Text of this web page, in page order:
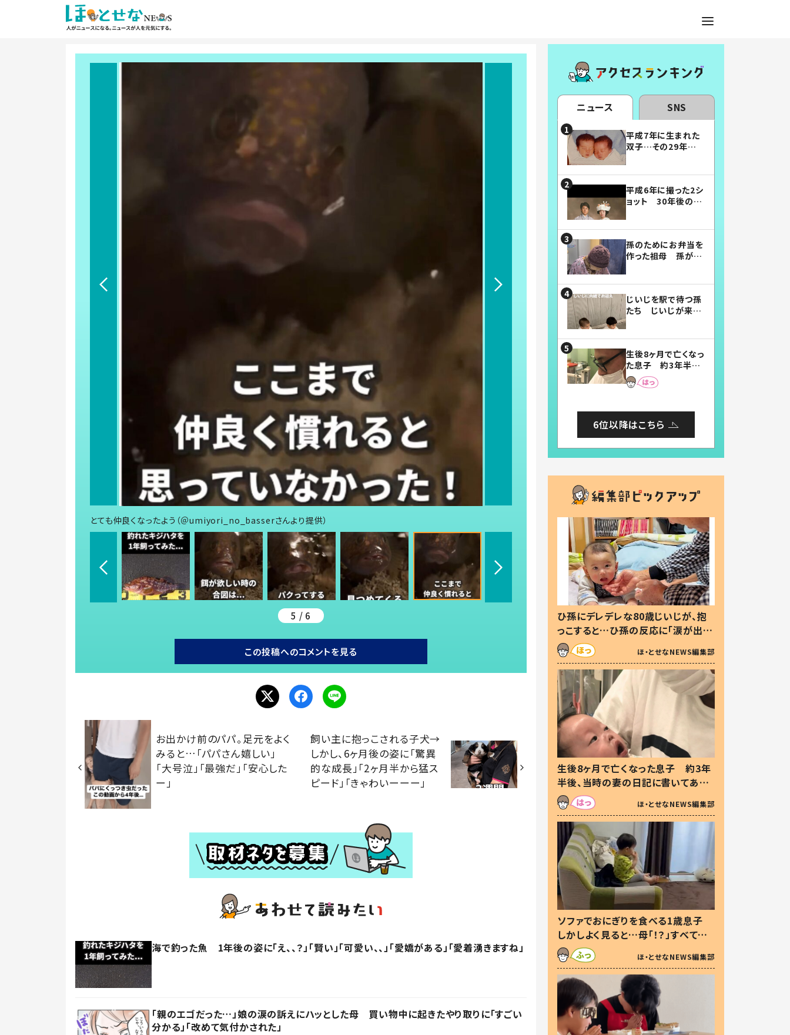
とても仲良くなったよう（＠umiyori_no_basserさんより提供）
5 / 6
この投稿へのコメントを見る
お出かけ前のパパ。足元をよく
みると…「パパさん嬉しい」
「大号泣」「最強だ」「安心した
ー」
飼い主に抱っこされる子犬→
しかし、6ヶ月後の姿に「驚異
的な成長」「2ヶ月半から猛ス
ピード」「きゃわいーーー」
海で釣った魚 1年後の姿に「え、、？」「賢い」「可愛い、、」「愛嬌がある」「愛着湧きますね」
「親のエゴだった…」娘の涙の訴えにハッとした母 買い物中に起きたやり取りに「すごい
分かる」「改めて気付かされた」
ニュース SNS
平成7年に生まれた
双子…その29年後
平成6年に撮った2シ
ョット 30年後の姿
孫のためにお弁当を
作った祖母 孫が絶
じいじを駅で待つ孫
たち じいじが来た
まらない」「幸せにな
れる」
生後8ヶ月で亡くなっ
た息子 約3年半
後、当時の妻の日記
に書いてあった本音
6位以降はこちら
ひ孫にデレデレな80歳じいじが、抱
っこすると…ひ孫の反応に「涙が出ま
した」「可愛くて仕方ない」
ほ・とせなNEWS編集部
生後8ヶ月で亡くなった息子 約3年
半後、当時の妻の日記に書いてあっ
た本音とは
ほ・とせなNEWS編集部
ソファでおにぎりを食べる1歳息子
しかしよく見ると…母「！？」すべてを
察した母の投稿に「可愛いから許
す！」「現行犯〜」
ほ・とせなNEWS編集部